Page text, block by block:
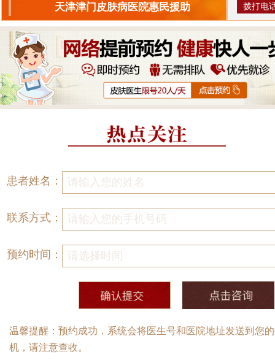
天津津门皮肤病医院惠民援助 拨打电
患者姓名：
联系方式：
预约时间：
温馨提醒：预约成功，系统会将医生号和医院地址发送到您
机，请注意查收。